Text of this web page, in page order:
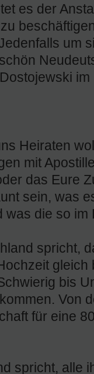
es der
um
Heiraten
mit
das Eure
sein, was
was die so im
spricht,
gleich
bis
Von
für eine
spricht, alle